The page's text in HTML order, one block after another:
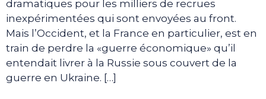
dramatiques pour les milliers de recrues
inexpérimentées qui sont envoyées au front.
Mais l’Occident, et la France en particulier, est en
train de perdre la «guerre économique» qu’il
entendait livrer à la Russie sous couvert de la
guerre en Ukraine. […]